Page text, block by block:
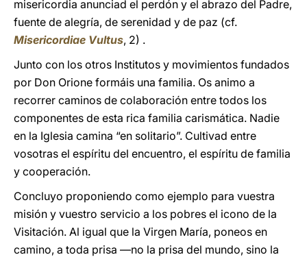
misericordia anunciad el perdón y el abrazo del Padre,
fuente de alegría, de serenidad y de paz (cf.
Misericordiae Vultus, 2) .
Junto con los otros Institutos y movimientos fundados
por Don Orione formáis una familia. Os animo a
recorrer caminos de colaboración entre todos los
componentes de esta rica familia carismática. Nadie
en la Iglesia camina “en solitario”. Cultivad entre
vosotras el espíritu del encuentro, el espíritu de familia
y cooperación.
Concluyo proponiendo como ejemplo para vuestra
misión y vuestro servicio a los pobres el icono de la
Visitación. Al igual que la Virgen María, poneos en
camino, a toda prisa ―no la prisa del mundo, sino la